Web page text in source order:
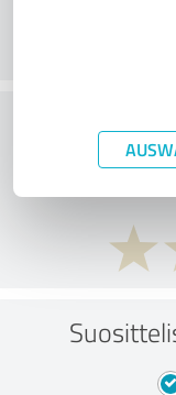
What